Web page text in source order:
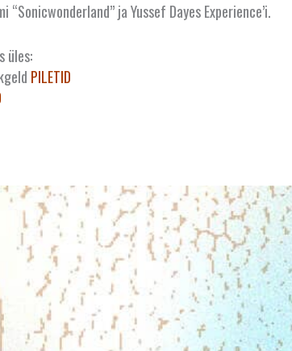
ja Yussef Dayes Experience’i.
üles:
PILETID